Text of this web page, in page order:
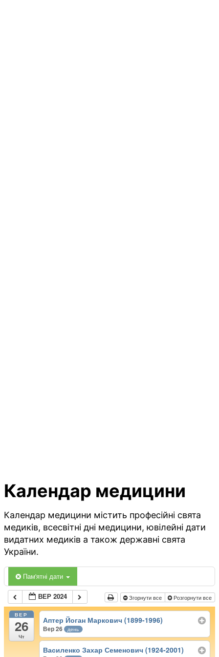
Календар медицини
Календар медицини містить професійні свята
медиків, всесвітні дні медицини, ювілейні дати
видатних медиків а також державні свята
України.
Пам'ятні дати
ВЕР 2024 Згорнути все Розгорнути все
ВЕР
26
Чт
Аптер Йоган Маркович (1899-1996)
Вер 26 день
Василенко Захар Семенович (1924-2001)